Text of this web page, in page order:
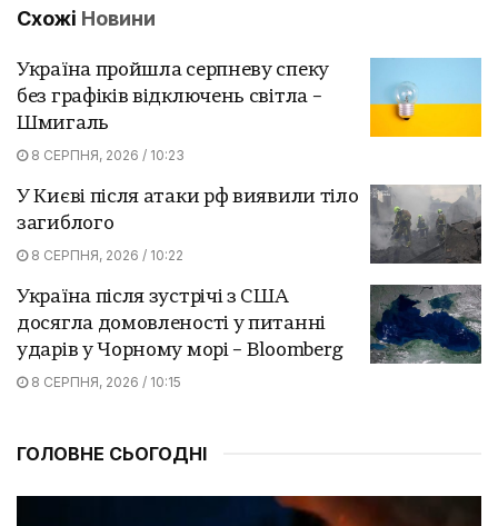
Схожі Новини
Україна пройшла серпневу спеку
без графіків відключень світла –
Шмигаль
8 СЕРПНЯ, 2026 / 10:23
У Києві після атаки рф виявили тіло
загиблого
8 СЕРПНЯ, 2026 / 10:22
Україна після зустрічі з США
досягла домовленості у питанні
ударів у Чорному морі – Bloomberg
8 СЕРПНЯ, 2026 / 10:15
ГОЛОВНЕ СЬОГОДНІ